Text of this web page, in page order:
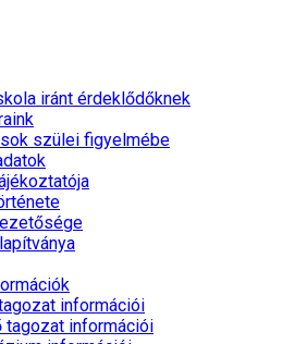
iránt érdeklődőknek
szülei figyelmébe
információi
tagozat információi